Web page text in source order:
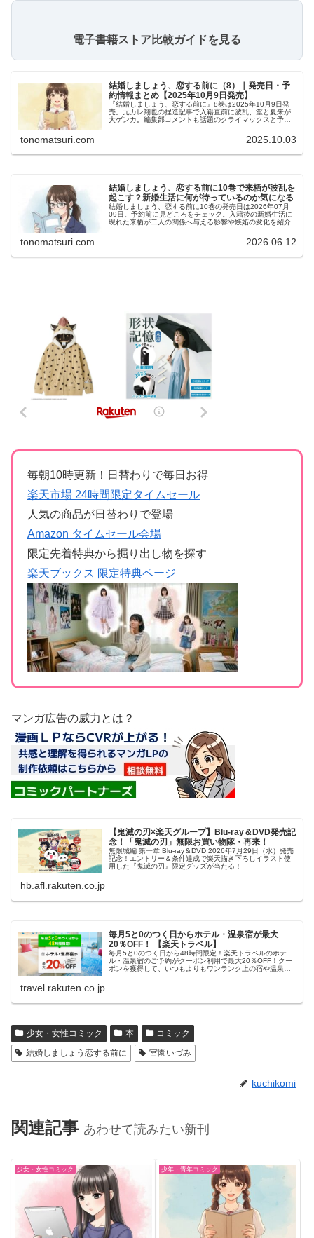
電子書籍ストア比較ガイドを見る
結婚しましょう、恋する前に（8）｜発売日・予
約情報まとめ【2025年10月9日発売】
『結婚しましょう、恋する前に』8巻は2025年10月9日発
売。元カレ翔也の捏造記事で入籍直前に波乱、篁と夏来が
大ゲンカ。編集部コメントも話題のクライマックスと予約
tonomatsuri.com 2025.10.03
結婚しましょう、恋する前に10巻で来栖が波乱を
起こす？新婚生活に何が待っているのか気になる
結婚しましょう、恋する前に10巻の発売日は2026年07月
09日。予約前に見どころをチェック。入籍後の新婚生活に
現れた来栖が二人の関係へ与える影響や嫉妬の変化を紹介
tonomatsuri.com 2026.06.12
毎朝10時更新！日替わりで毎日お得
楽天市場 24時間限定タイムセール
人気の商品が日替わりで登場
Amazon タイムセール会場
限定先着特典から掘り出し物を探す
楽天ブックス 限定特典ページ
マンガ広告の威力とは？
【鬼滅の刃×楽天グループ】Blu-ray＆DVD発売記
念！「鬼滅の刃」無限お買い物隊・再来！
無限城編 第一章 Blu-ray＆DVD 2026年7月29日（水）発売
記念！エントリー＆条件達成で楽天描き下ろしイラスト使
用した『鬼滅の刃』限定グッズが当たる！
hb.afl.rakuten.co.jp
毎月5と0のつく日からホテル・温泉宿が最大
20％OFF！ 【楽天トラベル】
毎月5と0のつく日から48時間限定！楽天トラベルのホテ
ル・温泉宿のご予約がクーポン利用で最大20％OFF！クー
ポンを獲得して、いつもよりもワンランク上の宿や温泉宿
travel.rakuten.co.jp
少女・女性コミック 本
コミック
結婚しましょう恋する前に
宮園いづみ
kuchikomi
関連記事 あわせて読みたい新刊
少女・女性コミック 少年・青年コミック